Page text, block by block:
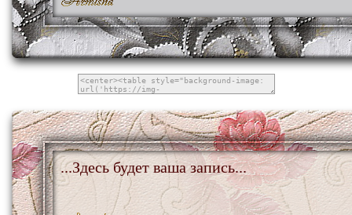
...Здесь будет ваша запись...